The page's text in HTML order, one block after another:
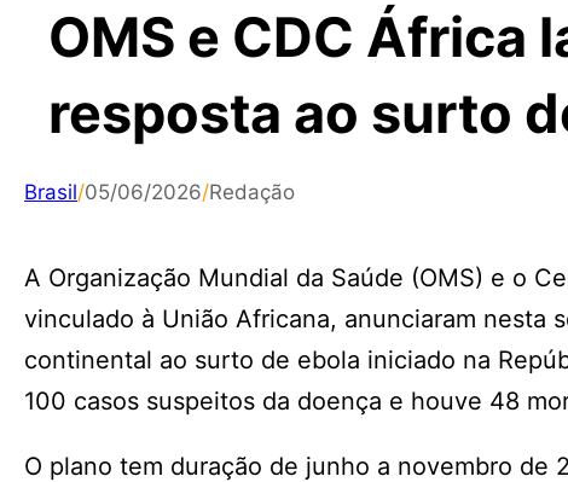
OMS e CDC África
resposta ao surto
Brasil/05/06/2026/Redação
A Organização Mundial da Saúde (OMS) e o
vinculado à União Africana, anunciaram nesta
continental ao surto de ebola iniciado na
100 casos suspeitos da doença e houve 48
O plano tem duração de junho a novembro de